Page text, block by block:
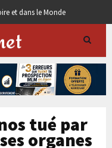
et dans le Monde
tué par
organes